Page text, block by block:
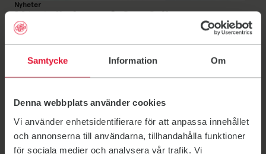
Samtycke Information Om
Denna webbplats använder cookies
Vi använder enhetsidentifierare för att anpassa innehållet
och annonserna till användarna, tillhandahålla funktioner
för sociala medier och analysera vår trafik. Vi
Nyheter
Uteträning på Surfviken
Träna ute – ja tack Vi flyttar ut delar av träningen i
sommar, det vore ju nästan tjänstefel att inte göra
det. På Surfviken kör vi Yoga & Löpning. Perfekt
för dig som vill ha in lite frisk luft tillsammans med
schema: Yoga onsdagar och lördagar…
3 juni 2026